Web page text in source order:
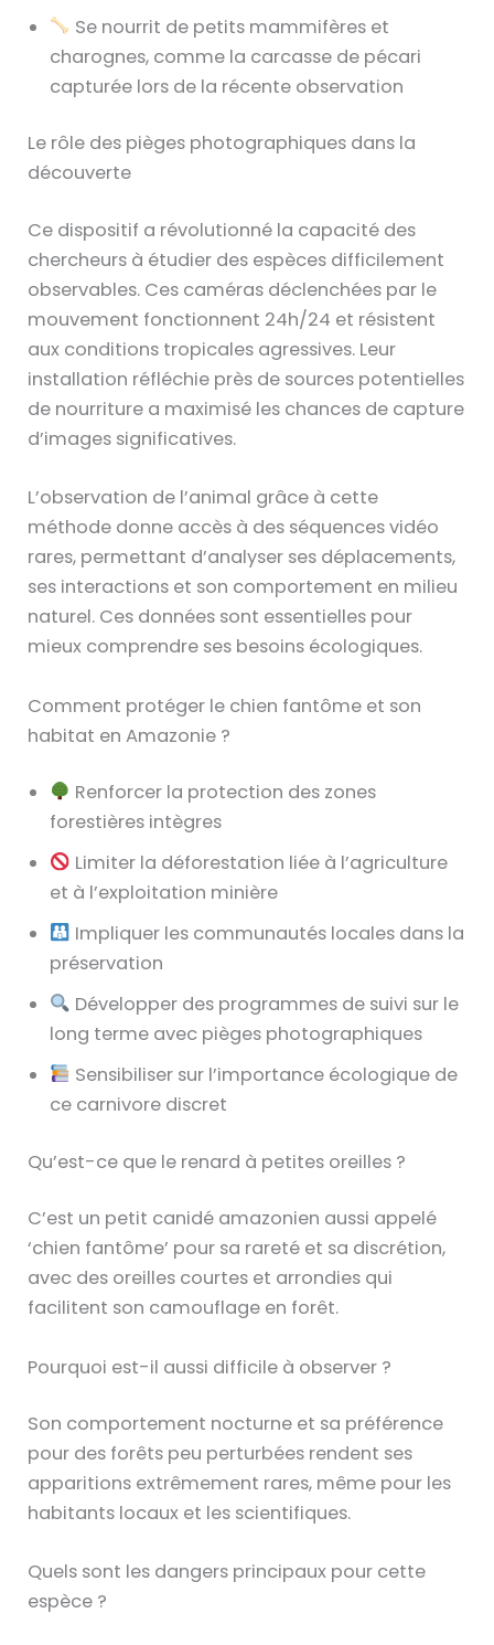
Se nourrit de petits mammifères et
charognes, comme la carcasse de pécari
capturée lors de la récente observation
Le rôle des pièges photographiques dans la
découverte
Ce dispositif a révolutionné la capacité des
chercheurs à étudier des espèces difficilement
observables. Ces caméras déclenchées par le
mouvement fonctionnent 24h/24 et résistent
aux conditions tropicales agressives. Leur
installation réfléchie près de sources potentielles
de nourriture a maximisé les chances de capture
d’images significatives.
L’observation de l’animal grâce à cette
méthode donne accès à des séquences vidéo
rares, permettant d’analyser ses déplacements,
ses interactions et son comportement en milieu
naturel. Ces données sont essentielles pour
mieux comprendre ses besoins écologiques.
Comment protéger le chien fantôme et son
habitat en Amazonie ?
Renforcer la protection des zones
forestières intègres
Limiter la déforestation liée à l’agriculture
et à l’exploitation minière
Impliquer les communautés locales dans la
préservation
Développer des programmes de suivi sur le
long terme avec pièges photographiques
Sensibiliser sur l’importance écologique de
ce carnivore discret
Qu’est-ce que le renard à petites oreilles ?
C’est un petit canidé amazonien aussi appelé
‘chien fantôme’ pour sa rareté et sa discrétion,
avec des oreilles courtes et arrondies qui
facilitent son camouflage en forêt.
Pourquoi est-il aussi difficile à observer ?
Son comportement nocturne et sa préférence
pour des forêts peu perturbées rendent ses
apparitions extrêmement rares, même pour les
habitants locaux et les scientifiques.
Quels sont les dangers principaux pour cette
espèce ?